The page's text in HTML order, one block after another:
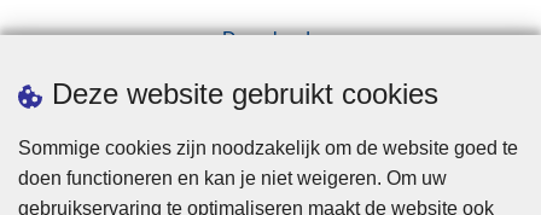
Deze website gebruikt cookies
Sommige cookies zijn noodzakelijk om de website goed te
doen functioneren en kan je niet weigeren. Om uw
gebruikservaring te optimaliseren maakt de website ook
Downloads
Pers